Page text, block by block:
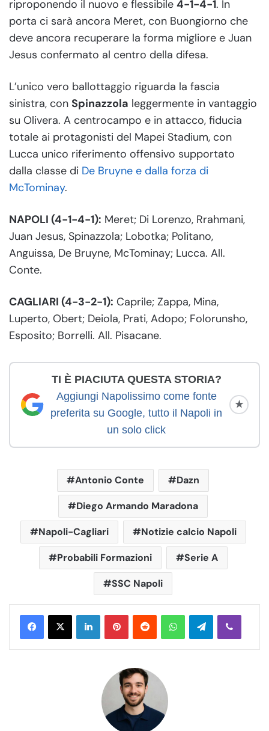
riproponendo il nuovo e flessibile 4-1-4-1. In
porta ci sarà ancora Meret, con Buongiorno che
deve ancora recuperare la forma migliore e Juan
Jesus confermato al centro della difesa.
L’unico vero ballottaggio riguarda la fascia
sinistra, con Spinazzola leggermente in vantaggio
su Olivera. A centrocampo e in attacco, fiducia
totale ai protagonisti del Mapei Stadium, con
Lucca unico riferimento offensivo supportato
dalla classe di De Bruyne e dalla forza di
McTominay.
NAPOLI (4-1-4-1): Meret; Di Lorenzo, Rrahmani,
Juan Jesus, Spinazzola; Lobotka; Politano,
Anguissa, De Bruyne, McTominay; Lucca. All.
Conte.
CAGLIARI (4-3-2-1): Caprile; Zappa, Mina,
Luperto, Obert; Deiola, Prati, Adopo; Folorunsho,
Esposito; Borrelli. All. Pisacane.
TI È PIACIUTA QUESTA STORIA?
Aggiungi Napolissimo come fonte
preferita su Google, tutto il Napoli in
un solo click
★
Antonio Conte Dazn
Diego Armando Maradona
Napoli-Cagliari Notizie calcio Napoli
Probabili Formazioni Serie A
SSC Napoli
WhatsApp Telegram